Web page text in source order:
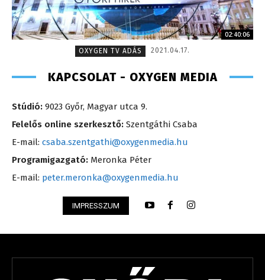
02:40:06
OXYGEN TV ADÁS
2021.04.17.
KAPCSOLAT - OXYGEN MEDIA
Stúdió: 9023 Győr, Magyar utca 9.
Felelős online szerkesztő: Szentgáthi Csaba
E-mail: csaba.szentgathi@oxygenmedia.hu
Programigazgató: Meronka Péter
E-mail: peter.meronka@oxygenmedia.hu
IMPRESSZUM